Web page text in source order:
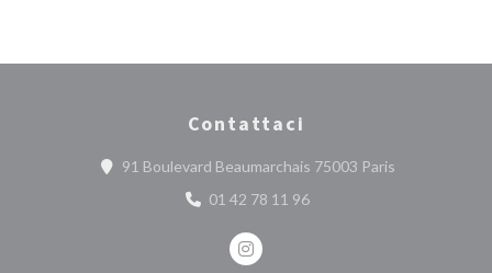
Contattaci
91 Boulevard Beaumarchais 75003 Paris
01 42 78 11 96
Instagram ((apre una nuova